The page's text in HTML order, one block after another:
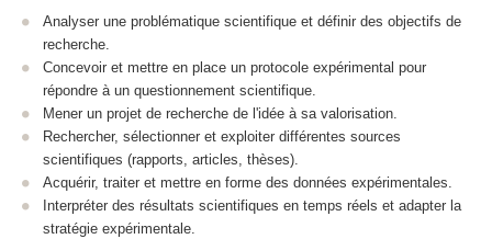
Analyser une problématique scientifique et définir des objectifs de
recherche.
Concevoir et mettre en place un protocole expérimental pour
répondre à un questionnement scientifique.
Mener un projet de recherche de l'idée à sa valorisation.
Rechercher, sélectionner et exploiter différentes sources
scientifiques (rapports, articles, thèses).
Acquérir, traiter et mettre en forme des données expérimentales.
Interpréter des résultats scientifiques en temps réels et adapter la
stratégie expérimentale.